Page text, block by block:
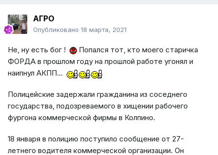
АГРО
Опубликовано 18 марта, 2021
Не, ну есть бог !
Попался тот, кто моего старичка
ФОРДА в прошлом году на прошлой работе угонял и
наипнул АКПП...
Полицейские задержали гражданина из соседнего
государства, подозреваемого в хищении рабочего
фургона коммерческой фирмы в Колпино.
18 января в полицию поступило сообщение от 27-
летнего водителя коммерческой организации. Он